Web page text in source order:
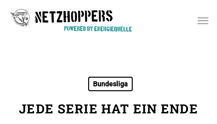
Bundesliga
JEDE SERIE HAT EIN ENDE